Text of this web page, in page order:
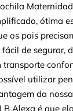
ótima
os pais
de segurar,
transporte
utilizar
da
Alexa é que